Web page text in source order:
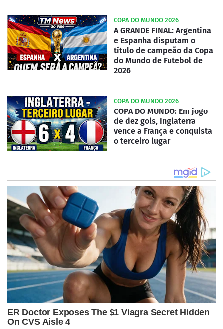
COPA DO MUNDO 2026
A GRANDE FINAL: Argentina
e Espanha disputam o
título de campeão da Copa
do Mundo de Futebol de
2026
COPA DO MUNDO 2026
COPA DO MUNDO: Em jogo
de dez gols, Inglaterra
vence a França e conquista
o terceiro lugar